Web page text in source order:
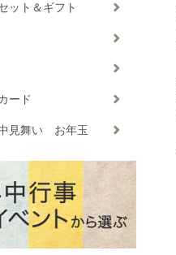
ット＆ギフト
ード
見舞い お年玉